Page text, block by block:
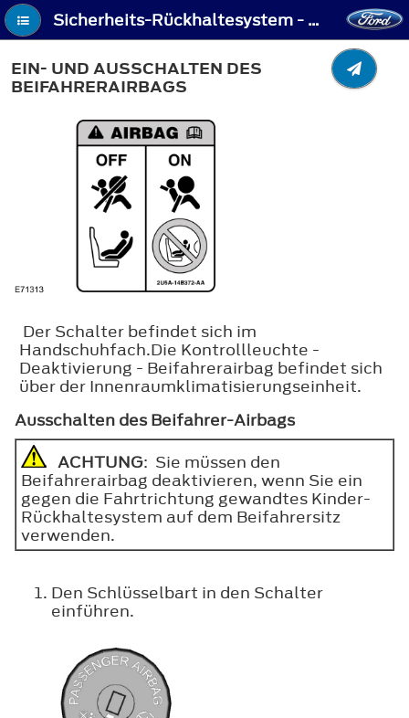
Sicherheits-Rückhaltesystem - Ein- und Ausschalten des Beifahrerairbags
EIN- UND AUSSCHALTEN DES
BEIFAHRERAIRBAGS
Der Schalter befindet sich im
Handschuhfach.Die Kontrollleuchte -
Deaktivierung - Beifahrerairbag befindet sich
über der Innenraumklimatisierungseinheit.
Ausschalten des Beifahrer-Airbags
ACHTUNG: Sie müssen den
Beifahrerairbag deaktivieren, wenn Sie ein
gegen die Fahrtrichtung gewandtes Kinder-
Rückhaltesystem auf dem Beifahrersitz
verwenden.
Den Schlüsselbart in den Schalter
einführen.